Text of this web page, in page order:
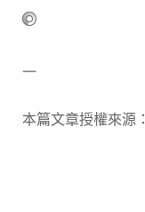
—
本篇文章授權來源：